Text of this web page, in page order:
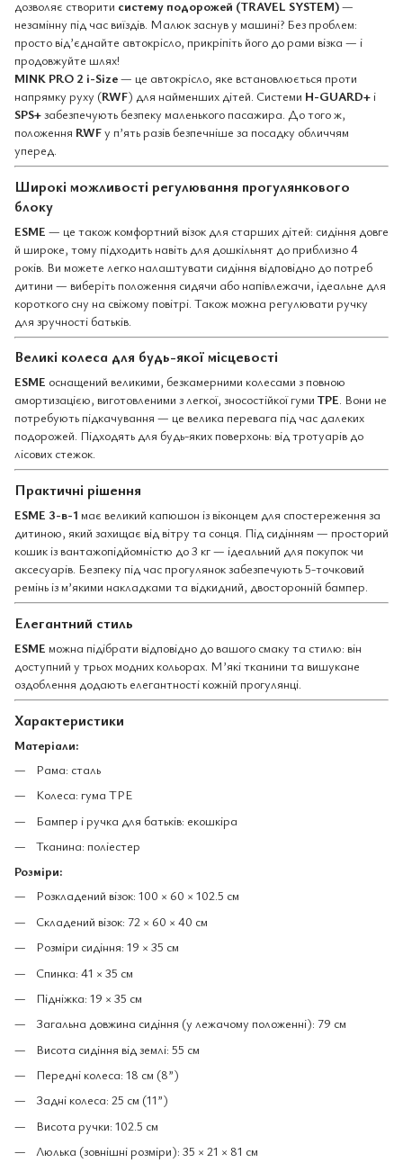
дозволяє створити систему подорожей (TRAVEL SYSTEM)—
незамінну під час виїздів. Малюк заснув у машині? Без проблем:
просто від’єднайте автокрісло, прикріпіть його до рами візка — і
продовжуйте шлях!
MINK PRO 2 i-Size— це автокрісло, яке встановлюється проти
напрямку руху (RWF) для найменших дітей. Системи H-GUARD+ і
SPS+забезпечують безпеку маленького пасажира. До того ж,
положення RWFу п’ять разів безпечніше за посадку обличчям
уперед.
Широкі можливості регулювання прогулянкового
блоку
ESME — це також комфортний візок для старших дітей: сидіння довге
й широке, тому підходить навіть для дошкільнят до приблизно 4
років. Ви можете легко налаштувати сидіння відповідно до потреб
дитини — виберіть положення сидячи або напівлежачи, ідеальне для
короткого сну на свіжому повітрі. Також можна регулювати ручку
для зручності батьків.
Великі колеса для будь-якої місцевості
ESME оснащений великими, безкамерними колесами з повною
амортизацією, виготовленими з легкої, зносостійкої гуми TPE. Вони не
потребують підкачування — це велика перевага під час далеких
подорожей. Підходять для будь-яких поверхонь: від тротуарів до
лісових стежок.
Практичні рішення
ESME 3-в-1 має великий капюшон із віконцем для спостереження за
дитиною, який захищає від вітру та сонця. Під сидінням — просторий
кошик із вантажопідйомністю до 3 кг — ідеальний для покупок чи
аксесуарів. Безпеку під час прогулянок забезпечують 5-точковий
ремінь із м’якими накладками та відкидний, двосторонній бампер.
Елегантний стиль
ESME можна підібрати відповідно до вашого смаку та стилю: він
доступний у трьох модних кольорах. М’які тканини та вишукане
оздоблення додають елегантності кожній прогулянці.
Характеристики
Матеріали:
Рама: сталь
Колеса: гума TPE
Бампер і ручка для батьків: екошкіра
Тканина: поліестер
Розміри:
Розкладений візок: 100 × 60 × 102.5 см
Складений візок: 72 × 60 × 40 см
Розміри сидіння: 19 × 35 см
Спинка: 41 × 35 см
Підніжка: 19 × 35 см
Загальна довжина сидіння (у лежачому положенні): 79 см
Висота сидіння від землі: 55 см
Передні колеса: 18 см (8”)
Задні колеса: 25 см (11”)
Висота ручки: 102.5 см
Люлька (зовнішні розміри): 35 × 21 × 81 см